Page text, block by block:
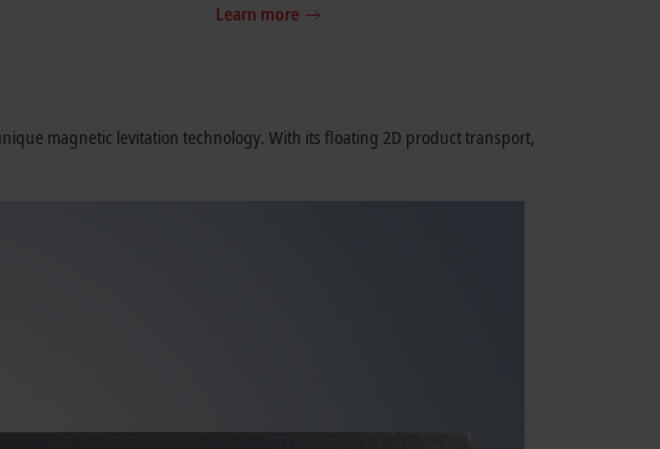
Learn more
magnetic levitation technology. With its floating 2D product transport,